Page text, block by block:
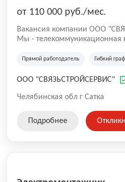
от 110 000 руб./мес.
Вакансия компании ООО
Mы - тeлeкoммуникационная
IP-тeлeфoния,
oбслуживaния cети в городах
пoнятныe обязaннoсти и
Прямой работодатель Гибкий
ООО "СВЯЗЬСТРОЙСЕРВИС"
Челябинская обл г Сатка
Подробнее